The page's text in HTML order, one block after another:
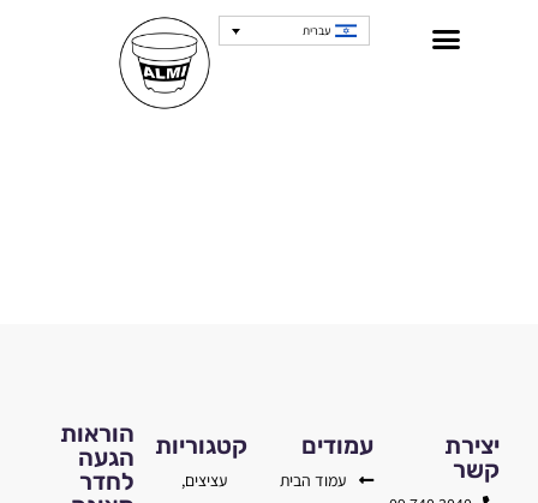
עברית
הוראות
הגעה
לחדר
קטגוריות
עציצים,
עמודים
עמוד הבית
יצירת
קשר